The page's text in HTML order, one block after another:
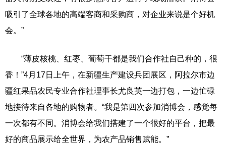
吸引了全球各地的高端客商和采购商，对企业来说是个好机
会。”
“薄皮核桃、红枣、葡萄干都是我们合作社自己种的，很
香！”4月17日上午，在新疆生产建设兵团展区，阿拉尔市边
疆红果品农民专业合作社理事长尤良英一边打包，一边忙碌
地接待来自各地的购物者。“我是第四次参加消博会，感觉每
一次都有不同。消博会给我们搭建了一个很好的平台，把最
好的商品展示给全世界，为农产品销售赋能。”